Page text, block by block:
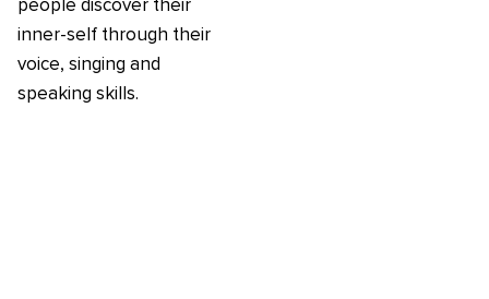
people discover their
inner-self through their
voice, singing and
speaking skills.